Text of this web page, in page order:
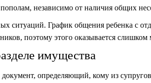
независимо от наличия общих
ситуаций. График общения ребенка с
поэтому этого оказывается слишком
имущества
документ, определяющий, кому из